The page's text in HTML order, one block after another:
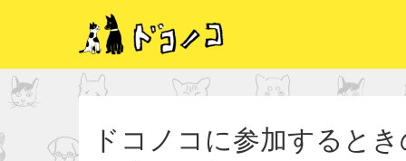
ドコノコに参加すると